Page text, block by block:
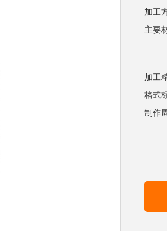
加工
主要
加工
格式
制作